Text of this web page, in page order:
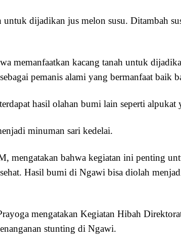
untuk dijadikan jus melon susu. Ditambah
memanfaatkan kacang tanah untuk
pemanis alami yang bermanfaat baik
hasil olahan bumi lain seperti alpukat
minuman sari kedelai.
mengatakan bahwa kegiatan ini penting
Hasil bumi di Ngawi bisa diolah
mengatakan Kegiatan Hibah
stunting di Ngawi.